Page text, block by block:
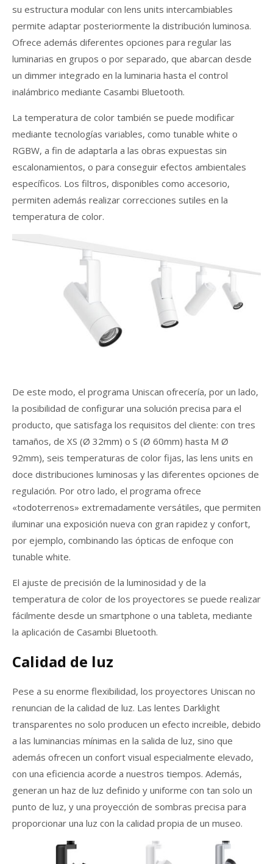
su estructura modular con lens units intercambiables
permite adaptar posteriormente la distribución luminosa.
Ofrece además diferentes opciones para regular las
luminarias en grupos o por separado, que abarcan desde
un dimmer integrado en la luminaria hasta el control
inalámbrico mediante Casambi Bluetooth.
La temperatura de color también se puede modificar
mediante tecnologías variables, como tunable white o
RGBW, a fin de adaptarla a las obras expuestas sin
escalonamientos, o para conseguir efectos ambientales
específicos. Los filtros, disponibles como accesorio,
permiten además realizar correcciones sutiles en la
temperatura de color.
De este modo, el programa Uniscan ofrecería, por un lado,
la posibilidad de configurar una solución precisa para el
producto, que satisfaga los requisitos del cliente: con tres
tamaños, de XS (Ø 32mm) o S (Ø 60mm) hasta M Ø
92mm), seis temperaturas de color fijas, las lens units en
doce distribuciones luminosas y las diferentes opciones de
regulación. Por otro lado, el programa ofrece
«todoterrenos» extremadamente versátiles, que permiten
iluminar una exposición nueva con gran rapidez y confort,
por ejemplo, combinando las ópticas de enfoque con
tunable white.
El ajuste de precisión de la luminosidad y de la
temperatura de color de los proyectores se puede realizar
fácilmente desde un smartphone o una tableta, mediante
la aplicación de Casambi Bluetooth.
Calidad de luz
Pese a su enorme flexibilidad, los proyectores Uniscan no
renuncian de la calidad de luz. Las lentes Darklight
transparentes no solo producen un efecto increible, debido
a las luminancias mínimas en la salida de luz, sino que
además ofrecen un confort visual especialmente elevado,
con una eficiencia acorde a nuestros tiempos. Además,
generan un haz de luz definido y uniforme con tan solo un
punto de luz, y una proyección de sombras precisa para
proporcionar una luz con la calidad propia de un museo.